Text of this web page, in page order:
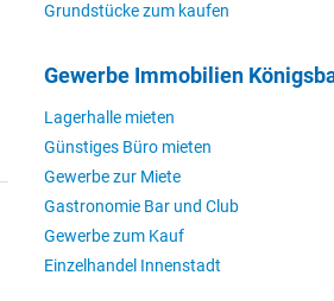
Grundstücke zum kaufen
Gewerbe Immobilien
Lagerhalle mieten
Günstiges Büro mieten
Gewerbe zur Miete
Gastronomie Bar und Club
Gewerbe zum Kauf
Einzelhandel Innenstadt